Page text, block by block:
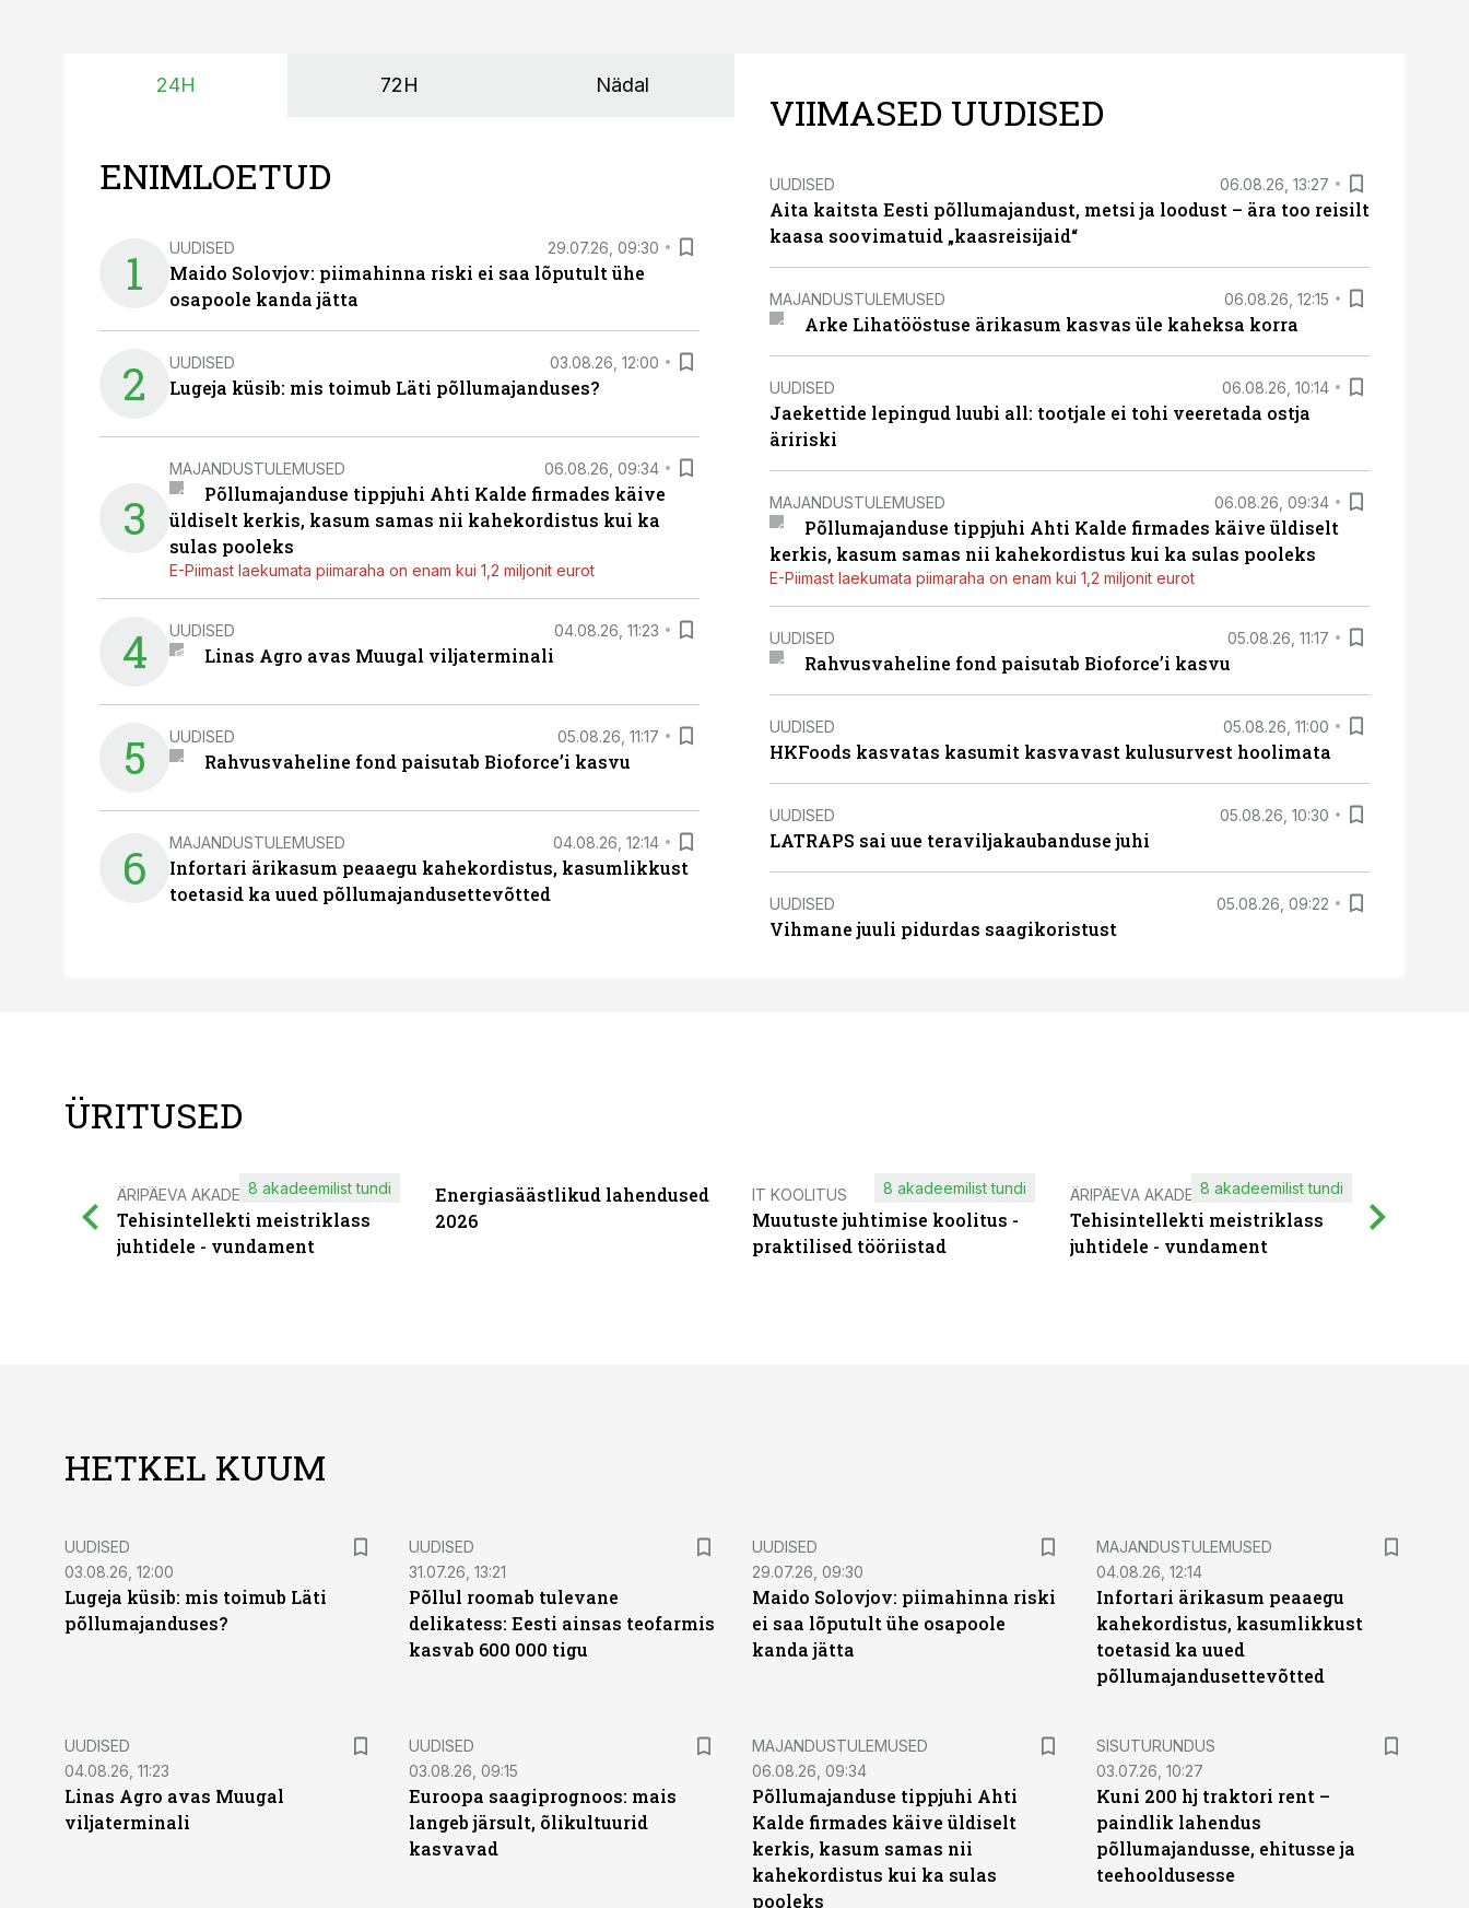
24H 72H Nädal
ENIMLOETUD
1 UUDISED 29.07.26, 09:30
Maido Solovjov: piimahinna riski ei saa lõputult ühe
osapoole kanda jätta
2 UUDISED 03.08.26, 12:00
Lugeja küsib: mis toimub Läti põllumajanduses?
3
MAJANDUSTULEMUSED 06.08.26, 09:34
Põllumajanduse tippjuhi Ahti Kalde firmades käive
üldiselt kerkis, kasum samas nii kahekordistus kui ka
sulas pooleks
E-Piimast laekumata piimaraha on enam kui 1,2 miljonit eurot
4 UUDISED 04.08.26, 11:23
Linas Agro avas Muugal viljaterminali
5 UUDISED 05.08.26, 11:17
Rahvusvaheline fond paisutab Bioforce’i kasvu
6 MAJANDUSTULEMUSED 04.08.26, 12:14
Infortari ärikasum peaaegu kahekordistus, kasumlikkust
toetasid ka uued põllumajandusettevõtted
VIIMASED UUDISED
UUDISED 06.08.26, 13:27
Aita kaitsta Eesti põllumajandust, metsi ja loodust – ära too reisilt
kaasa soovimatuid „kaasreisijaid“
MAJANDUSTULEMUSED 06.08.26, 12:15
Arke Lihatööstuse ärikasum kasvas üle kaheksa korra
UUDISED 06.08.26, 10:14
Jaekettide lepingud luubi all: tootjale ei tohi veeretada ostja
äririski
MAJANDUSTULEMUSED 06.08.26, 09:34
Põllumajanduse tippjuhi Ahti Kalde firmades käive üldiselt
kerkis, kasum samas nii kahekordistus kui ka sulas pooleks
E-Piimast laekumata piimaraha on enam kui 1,2 miljonit eurot
UUDISED 05.08.26, 11:17
Rahvusvaheline fond paisutab Bioforce’i kasvu
UUDISED 05.08.26, 11:00
HKFoods kasvatas kasumit kasvavast kulusurvest hoolimata
UUDISED 05.08.26, 10:30
LATRAPS sai uue teraviljakaubanduse juhi
UUDISED 05.08.26, 09:22
Vihmane juuli pidurdas saagikoristust
ÜRITUSED
ÄRIPÄEVA AKADEEMIA
Tehisintellekti meistriklass
juhtidele - vundament
8 akadeemilist tundi
Energiasäästlikud lahendused
2026
IT KOOLITUS
Muutuste juhtimise koolitus -
praktilised tööriistad
8 akadeemilist tundi ÄRIPÄEVA AKADEEMIA
Tehisintellekti meistriklass
juhtidele - vundament
8 akadeemilist tundi
HETKEL KUUM
UUDISED
03.08.26, 12:00
Lugeja küsib: mis toimub Läti
põllumajanduses?
UUDISED
31.07.26, 13:21
Põllul roomab tulevane
delikatess: Eesti ainsas teofarmis
kasvab 600 000 tigu
UUDISED
29.07.26, 09:30
Maido Solovjov: piimahinna riski
ei saa lõputult ühe osapoole
kanda jätta
MAJANDUSTULEMUSED
04.08.26, 12:14
Infortari ärikasum peaaegu
kahekordistus, kasumlikkust
toetasid ka uued
põllumajandusettevõtted
UUDISED
04.08.26, 11:23
Linas Agro avas Muugal
viljaterminali
UUDISED
03.08.26, 09:15
Euroopa saagiprognoos: mais
langeb järsult, õlikultuurid
kasvavad
MAJANDUSTULEMUSED
06.08.26, 09:34
Põllumajanduse tippjuhi Ahti
Kalde firmades käive üldiselt
kerkis, kasum samas nii
kahekordistus kui ka sulas
pooleks
ST
SISUTURUNDUS
03.07.26, 10:27
Kuni 200 hj traktori rent –
paindlik lahendus
põllumajandusse, ehitusse ja
teehooldusesse